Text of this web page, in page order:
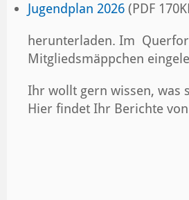
Jugendplan 2026 (PDF
herunterladen. Im
Mitgliedsmäppchen
Ihr wollt gern wissen, was
Hier findet Ihr Berichte